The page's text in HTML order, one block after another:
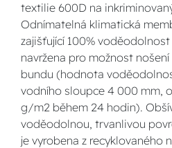
textilie 600D na
Odnímatelná klimatická
zajišťující 100%
navržena pro možnost
bundu (hodnota
vodního sloupce 4 000 mm,
g/m2 během 24 hodin).
voděodolnou, trvanlivou
je vyrobena z recyklovaného